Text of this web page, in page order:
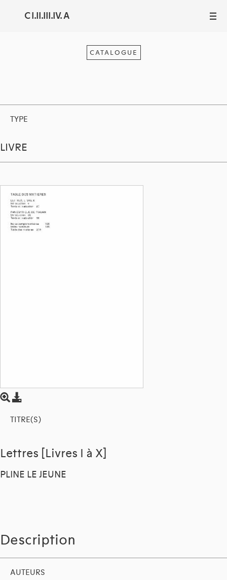
C I.II.III.IV. A III
CATALOGUE
TYPE
LIVRE
TITRE(S)
Lettres [Livres I à X]
PLINE LE JEUNE
Description
AUTEURS